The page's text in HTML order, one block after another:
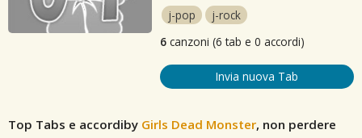
j-pop
j-rock
6 canzoni (6 tab e 0 accordi)
Invia nuova Tab
Top Tabs e accordiby Girls Dead Monster, non perdere